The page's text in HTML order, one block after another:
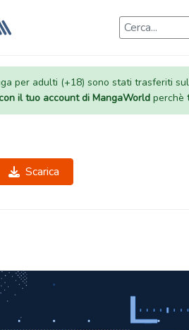
per adulti (+18) sono stati trasferiti
il tuo account di MangaWorldperchè
Scarica